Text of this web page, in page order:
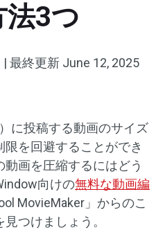
クロップ3つ
| 最終更新 June 12, 2025
に投稿する動画のサイズ
を回避することができ
画を圧縮するにはどう
向けの無料な動画編
MovieMaker」からのこ
つけましょう。